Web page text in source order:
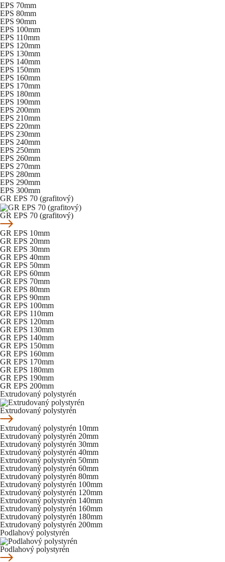
EPS 70mm
EPS 80mm
EPS 90mm
EPS 100mm
EPS 110mm
EPS 120mm
EPS 130mm
EPS 140mm
EPS 150mm
EPS 160mm
EPS 170mm
EPS 180mm
EPS 190mm
EPS 200mm
EPS 210mm
EPS 220mm
EPS 230mm
EPS 240mm
EPS 250mm
EPS 260mm
EPS 270mm
EPS 280mm
EPS 290mm
EPS 300mm
GR EPS 70 (grafitový)
GR EPS 70 (grafitový)
GR EPS 10mm
GR EPS 20mm
GR EPS 30mm
GR EPS 40mm
GR EPS 50mm
GR EPS 60mm
GR EPS 70mm
GR EPS 80mm
GR EPS 90mm
GR EPS 100mm
GR EPS 110mm
GR EPS 120mm
GR EPS 130mm
GR EPS 140mm
GR EPS 150mm
GR EPS 160mm
GR EPS 170mm
GR EPS 180mm
GR EPS 190mm
GR EPS 200mm
Extrudovaný polystyrén
Extrudovaný polystyrén
Extrudovaný polystyrén 10mm
Extrudovaný polystyrén 20mm
Extrudovaný polystyrén 30mm
Extrudovaný polystyrén 40mm
Extrudovaný polystyrén 50mm
Extrudovaný polystyrén 60mm
Extrudovaný polystyrén 80mm
Extrudovaný polystyrén 100mm
Extrudovaný polystyrén 120mm
Extrudovaný polystyrén 140mm
Extrudovaný polystyrén 160mm
Extrudovaný polystyrén 180mm
Extrudovaný polystyrén 200mm
Podlahový polystyrén
Podlahový polystyrén